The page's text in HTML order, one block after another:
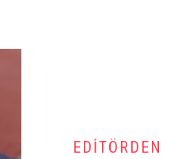
EDITÖRDEN